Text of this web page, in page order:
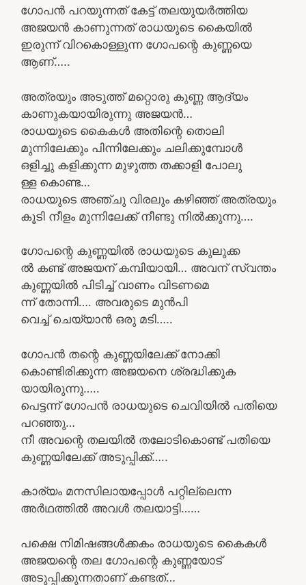
ഗോപൻ പറയുന്നത് കേട്ട് തലയുയർത്തിയ
അജയൻ കാണുന്നത് രാധയുടെ കൈയിൽ
ഇരുന്ന് വിറകൊള്ളുന്ന ഗോപന്റെ കുണ്ണയെ
ആണ്…..
അത്രയും അടുത്ത് മറ്റൊരു കുണ്ണ ആദ്യം
കാണുകയായിരുന്നു അജയൻ…
രാധയുടെ കൈകൾ അതിന്റെ തൊലി
മുന്നിലേക്കും പിന്നിലേക്കും ചലിക്കുമ്പോൾ
ഒളിച്ചു കളിക്കുന്ന മുഴുത്ത തക്കാളി പോലു
ള്ള കൊണ്ട…
രാധയുടെ അഞ്ചു വിരലും കഴിഞ്ഞ് അത്രയും
കൂടി നീളം മുന്നിലേക്ക് നീണ്ടു നിൽക്കുന്നു….
ഗോപന്റെ കുണ്ണയിൽ രാധയുടെ കുലുക്ക
ൽ കണ്ട് അജയന് കമ്പിയായി… അവന് സ്വന്തം
കുണ്ണയിൽ പിടിച്ച് വാണം വിടണമെ
ന്ന്‌ തോന്നി…. അവരുടെ മുൻപി
വെച്ച് ചെയ്യാൻ ഒരു മടി…..
ഗോപൻ തന്റെ കുണ്ണയിലേക്ക് നോക്കി
കൊണ്ടിരിക്കുന്ന അജയനെ ശ്രദ്ധിക്കുക
യായിരുന്നു…..
പെട്ടന്ന് ഗോപൻ രാധയുടെ ചെവിയിൽ പതിയെ
പറഞ്ഞു…
നീ അവന്റെ തലയിൽ തലോടികൊണ്ട് പതിയെ
കുണ്ണയിലേക്ക് അടുപ്പിക്ക്…..
കാര്യം മനസിലായപ്പോൾ പറ്റില്ലെന്ന
അർഥത്തിൽ അവൾ തലയാട്ടി……
പക്ഷെ നിമിഷങ്ങൾക്കകം രാധയുടെ കൈകൾ
അജയന്റെ തല ഗോപന്റെ കുണ്ണയോട്
അടുപ്പിക്കുന്നതാണ് കണ്ടത്…